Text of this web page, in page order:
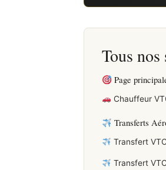
Tous
Page
Chauffeur
Transferts
Transfert
Transfert